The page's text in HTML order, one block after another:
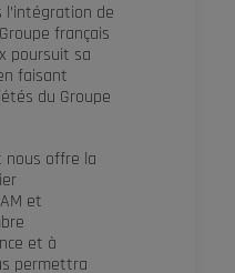
de
français
poursuit sa
faisant
du Groupe
nous offre la
et
et à
permettra